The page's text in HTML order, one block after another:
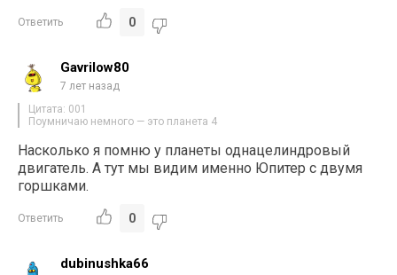
Ответить 0
Gavrilow80
7 лет назад
Цитата: 001
Поумничаю немного — это планета 4
Насколько я помню у планеты однацелиндровый
двигатель. А тут мы видим именно Юпитер с двумя
горшками.
Ответить 0
dubinushka66